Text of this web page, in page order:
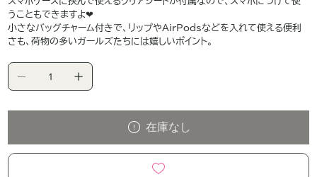
うこともできますよ❤︎
小さなバッグチャーム付きで、リップやAirPodsなどを入れて使える便利
さも、荷物の多いガールズたちには嬉しいポイント。
在庫なし